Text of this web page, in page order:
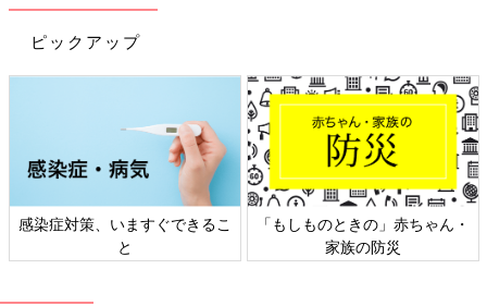
ピックアップ
策、いますぐできるこ
「もしものときの」赤ちゃん・
家族の防災
日本外